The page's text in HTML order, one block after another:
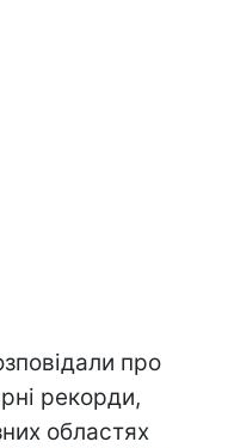
про
рекорди,
областях